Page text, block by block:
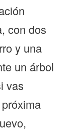
con dos
y una
un árbol
vas